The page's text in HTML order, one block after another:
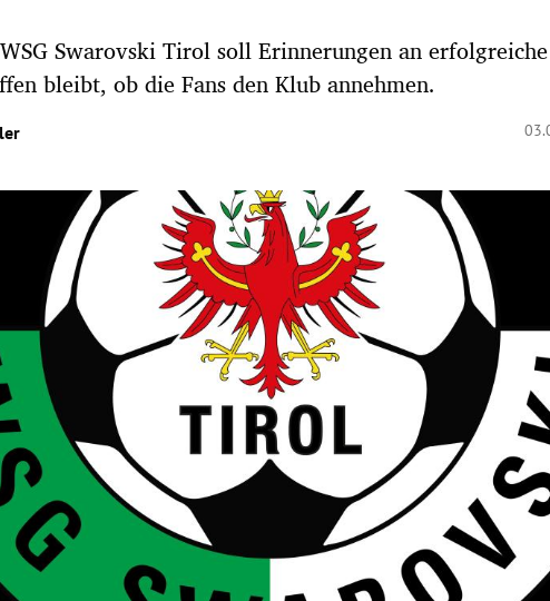
Swarovski Tirol soll Erinnerungen an
bleibt, ob die Fans den Klub annehmen.
öffnen/schließen